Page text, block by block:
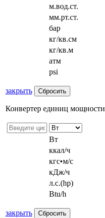
м.вод.ст.
мм.рт.ст.
бар
кг/кв.см
кг/кв.м
атм
psi
закрыть
Конвертер единиц мощности
Вт
ккал/ч
кгс•м/с
кДж/ч
л.с.(hp)
Btu/h
закрыть